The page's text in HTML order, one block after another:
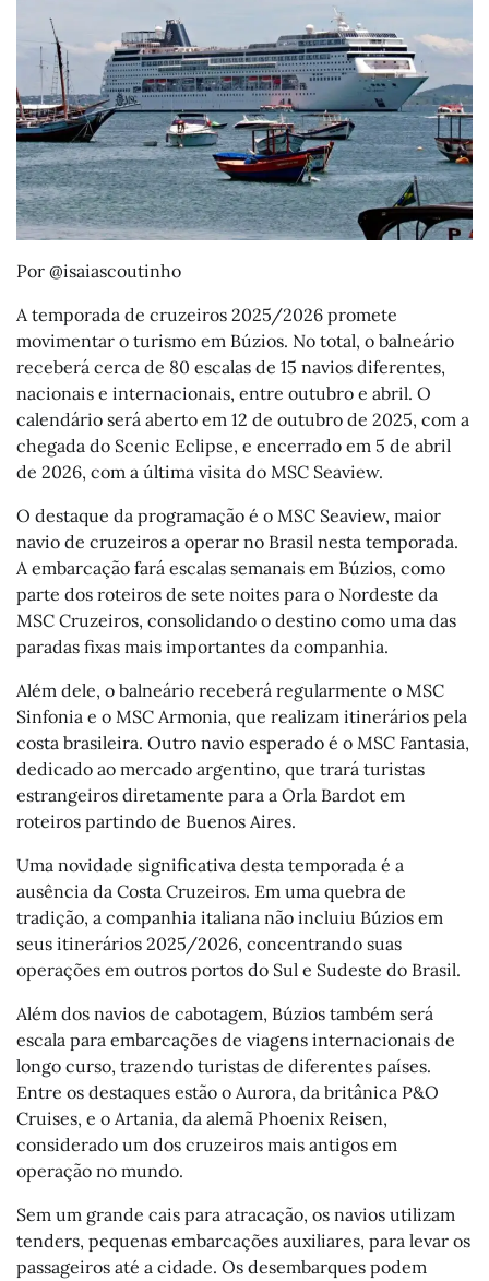
Por @isaiascoutinho
A temporada de cruzeiros 2025/2026 promete
movimentar o turismo em Búzios. No total, o balneário
receberá cerca de 80 escalas de 15 navios diferentes,
nacionais e internacionais, entre outubro e abril. O
calendário será aberto em 12 de outubro de 2025, com a
chegada do Scenic Eclipse, e encerrado em 5 de abril
de 2026, com a última visita do MSC Seaview.
O destaque da programação é o MSC Seaview, maior
navio de cruzeiros a operar no Brasil nesta temporada.
A embarcação fará escalas semanais em Búzios, como
parte dos roteiros de sete noites para o Nordeste da
MSC Cruzeiros, consolidando o destino como uma das
paradas fixas mais importantes da companhia.
Além dele, o balneário receberá regularmente o MSC
Sinfonia e o MSC Armonia, que realizam itinerários pela
costa brasileira. Outro navio esperado é o MSC Fantasia,
dedicado ao mercado argentino, que trará turistas
estrangeiros diretamente para a Orla Bardot em
roteiros partindo de Buenos Aires.
Uma novidade significativa desta temporada é a
ausência da Costa Cruzeiros. Em uma quebra de
tradição, a companhia italiana não incluiu Búzios em
seus itinerários 2025/2026, concentrando suas
operações em outros portos do Sul e Sudeste do Brasil.
Além dos navios de cabotagem, Búzios também será
escala para embarcações de viagens internacionais de
longo curso, trazendo turistas de diferentes países.
Entre os destaques estão o Aurora, da britânica P&O
Cruises, e o Artania, da alemã Phoenix Reisen,
considerado um dos cruzeiros mais antigos em
operação no mundo.
Sem um grande cais para atracação, os navios utilizam
tenders, pequenas embarcações auxiliares, para levar os
passageiros até a cidade. Os desembarques podem